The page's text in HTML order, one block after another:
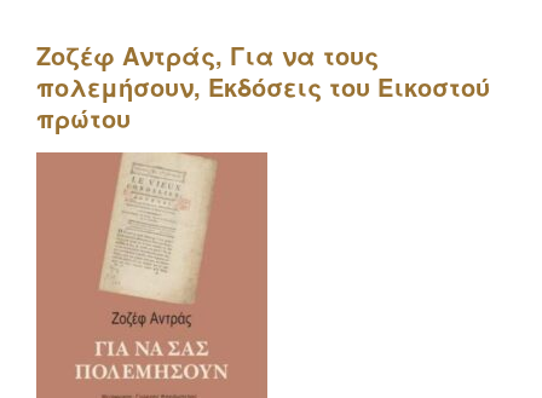
Ζοζέφ Αντράς, Για να τους
πολεμήσουν, Εκδόσεις του Εικοστού
πρώτου